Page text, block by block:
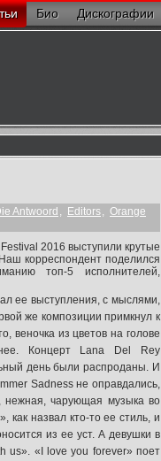
Био Дискографии
Antwoord , Editors, Orange
2016 выступили крутые
корреспондент поделился
топ-5 исполнителей,
ее выступления, с мыслями,
же композиции примкнул к
веночка из цветов на голове
Концерт Lana Del Rey
день были распроданы. И
Sadness не оправдались,
чарующая музыка во
как назвал кто-то ее стиль, и
из ее уст. А девушки в
us». «I love you forever» поет